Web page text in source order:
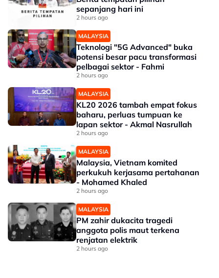
sepanjang hari ini
2 hours ago
MALAYSIA
Teknologi "5G Advanced" buka
potensi besar pacu transformasi
pelbagai sektor - Fahmi
2 hours ago
MALAYSIA
KL20 2026 tambah empat fokus
baharu, perluas tumpuan ke
lapan sektor - Akmal Nasrullah
2 hours ago
MALAYSIA
Malaysia, Vietnam komited
perkukuh kerjasama pertahanan
- Mohamed Khaled
2 hours ago
MALAYSIA
PM zahir dukacita tragedi
anggota polis maut terkena
renjatan elektrik
2 hours ago